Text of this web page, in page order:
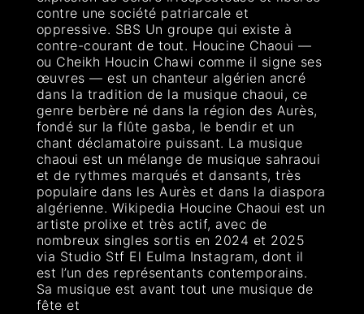
contre une société patriarcale et
oppressive. SBS Un groupe qui existe à
contre-courant de tout. Houcine Chaoui —
ou Cheikh Houcin Chawi comme il signe ses
œuvres — est un chanteur algérien ancré
dans la tradition de la musique chaoui, ce
genre berbère né dans la région des Aurès,
fondé sur la flûte gasba, le bendir et un
chant déclamatoire puissant. La musique
chaoui est un mélange de musique sahraoui
et de rythmes marqués et dansants, très
populaire dans les Aurès et dans la diaspora
algérienne. Wikipedia Houcine Chaoui est un
artiste prolixe et très actif, avec de
nombreux singles sortis en 2024 et 2025
via Studio Stf El Eulma Instagram, dont il
est l’un des représentants contemporains.
Sa musique est avant tout une musique de
fête et